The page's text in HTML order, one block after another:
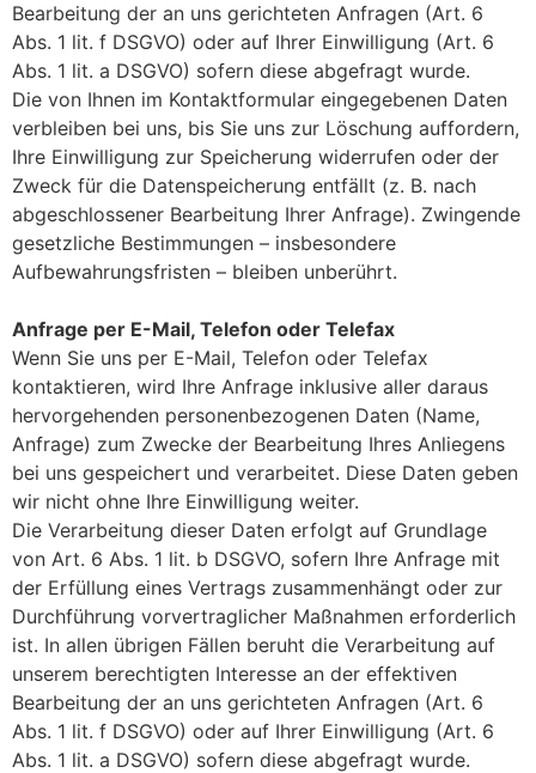
Bearbeitung der an uns gerichteten Anfragen (Art. 6
Abs. 1 lit. f DSGVO) oder auf Ihrer Einwilligung (Art. 6
Abs. 1 lit. a DSGVO) sofern diese abgefragt wurde.
Die von Ihnen im Kontaktformular eingegebenen Daten
verbleiben bei uns, bis Sie uns zur Löschung auffordern,
Ihre Einwilligung zur Speicherung widerrufen oder der
Zweck für die Datenspeicherung entfällt (z. B. nach
abgeschlossener Bearbeitung Ihrer Anfrage). Zwingende
gesetzliche Bestimmungen – insbesondere
Aufbewahrungsfristen – bleiben unberührt.
Anfrage per E-Mail, Telefon oder Telefax
Wenn Sie uns per E-Mail, Telefon oder Telefax
kontaktieren, wird Ihre Anfrage inklusive aller daraus
hervorgehenden personenbezogenen Daten (Name,
Anfrage) zum Zwecke der Bearbeitung Ihres Anliegens
bei uns gespeichert und verarbeitet. Diese Daten geben
wir nicht ohne Ihre Einwilligung weiter.
Die Verarbeitung dieser Daten erfolgt auf Grundlage
von Art. 6 Abs. 1 lit. b DSGVO, sofern Ihre Anfrage mit
der Erfüllung eines Vertrags zusammenhängt oder zur
Durchführung vorvertraglicher Maßnahmen erforderlich
ist. In allen übrigen Fällen beruht die Verarbeitung auf
unserem berechtigten Interesse an der effektiven
Bearbeitung der an uns gerichteten Anfragen (Art. 6
Abs. 1 lit. f DSGVO) oder auf Ihrer Einwilligung (Art. 6
Abs. 1 lit. a DSGVO) sofern diese abgefragt wurde.